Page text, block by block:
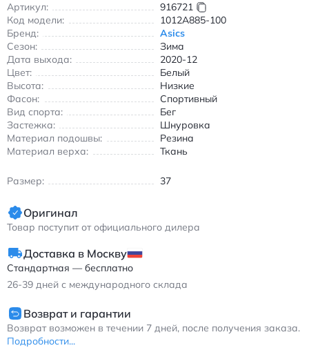
подходит для бега на дороге и беговой дорожке. Кроссовки
разработаны для интенсивных тренировок в холодное время
года благодаря утепленной конструкции. Сочетание белого
цвета и серебристых акцентов создает стильный спортивный
образ, подходящий как для занятий, так и для повседневной
носки. Легкая и прочная конструкция делает эту модель
незаменимой для любителей бега, ценящих комфорт и
надежность. Асикс 1012A885-100 кроссовки для бега с
амортизацией GEL и FLYTEFOAM белого цвета
Артикул:
916721
Код модели:
1012A885-100
Бренд:
Asics
Сезон:
Зима
Дата выхода:
2020-12
Цвет:
Белый
Высота:
Низкие
Фасон:
Спортивный
Вид спорта:
Бег
Застежка:
Шнуровка
Материал подошвы:
Резина
Материал верха:
Ткань
Размер: 37
Оригинал
Товар поступит от официального дилера
Доставка в Москву
Стандартная — бесплатно
26-39 дней с международного склада
Возврат и гарантии
Возврат возможен в течении 7 дней, после получения заказа.
Подробности...